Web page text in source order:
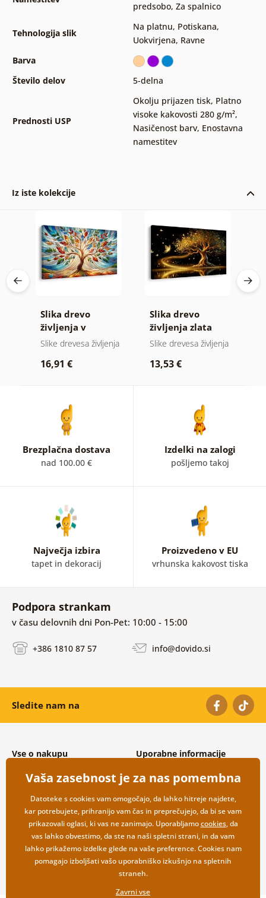
predsobo, Za spalnico
Tehnologija slik
Na platnu, Potiskana,
Uokvirjena, Ravne
Barva
Število delov
5-delna
Prednosti USP
Okolju prijazen tisk, Platno
visoke kakovosti 280 g/m²,
Nasičenost barv, Enostavna
namestitev
Iz iste kolekcije
Slika drevo
življenja v
barvnem vitražu
Slike drevesa življenja
16,91 €
Slika drevo
življenja zlata
magija
Slike drevesa življenja
13,53 €
Brezplačna dostava
nad 100.00 €
Izdelki na zalogi
pošljemo takoj
Največja izbira
tapet in dekoracij
Proizvedeno v EU
vrhunska kakovost tiska
Podpora strankam
v času delovnih dni Pon-Pet: 10:00 - 15:00
+386 1810 87 57 info@dovido.si
Sledite nam na
Vse o nakupu
Splošni in reklamacijski pogoji
Varovanje osebnih podatkov
Možnosti dostave in plačila
Vračilo blaga
Uporabne informacije
Pogosto zastavljena vprašanja
Kontakti
Veleprodaja
Vaša zasebnost je za nas pomembna
Datoteke s cookies vam omogočajo, da lahko hitreje najdete,
kar potrebujete, prihranijo vam čas in preprečujejo, da bi se vam
prikazovali oglasi, ki vas ne zanimajo. Uporabljamocookies, da
vas lahko obvestimo, da ste na naši spletni strani, in da vam
lahko prikažemo izdelke glede na vaše preference. Cookies nam
pomagajo izboljšati vašo uporabniško izkušnjo na spletnih
straneh.
Zavrni vse